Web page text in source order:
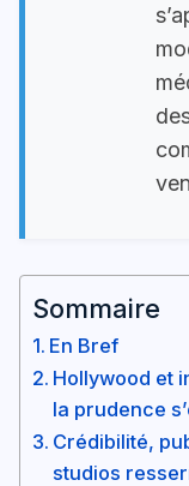
Sommaire
En Bref
Hollywood et
la prudence
Crédibilité,
studios